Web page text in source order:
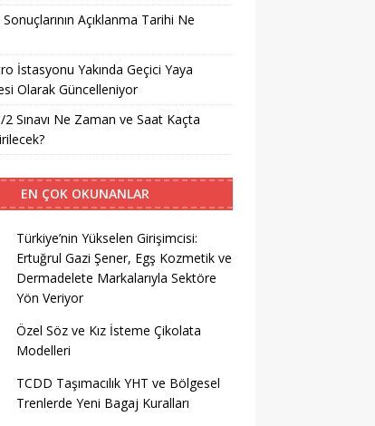
Açıklanma Tarihi Ne
İstasyonu Yakında Geçici Yaya
Olarak Güncelleniyor
2 Sınavı Ne Zaman ve Saat Kaçta
EN ÇOK OKUNANLAR
Türkiye’nin Yükselen Girişimcisi:
Ertuğrul Gazi Şener, Egş Kozmetik ve
Dermadelete Markalarıyla Sektöre
Yön Veriyor
Özel Söz ve Kız İsteme Çikolata
Modelleri
TCDD Taşımacılık YHT ve Bölgesel
Trenlerde Yeni Bagaj Kuralları